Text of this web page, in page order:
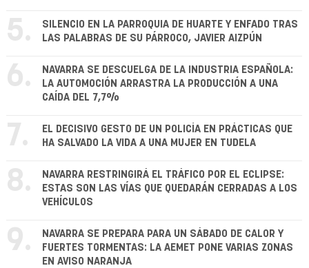
5.
SILENCIO EN LA PARROQUIA DE HUARTE Y ENFADO TRAS
LAS PALABRAS DE SU PÁRROCO, JAVIER AIZPÚN
6.
NAVARRA SE DESCUELGA DE LA INDUSTRIA ESPAÑOLA:
LA AUTOMOCIÓN ARRASTRA LA PRODUCCIÓN A UNA
CAÍDA DEL 7,7%
7.
EL DECISIVO GESTO DE UN POLICÍA EN PRÁCTICAS QUE
HA SALVADO LA VIDA A UNA MUJER EN TUDELA
8.
NAVARRA RESTRINGIRÁ EL TRÁFICO POR EL ECLIPSE:
ESTAS SON LAS VÍAS QUE QUEDARÁN CERRADAS A LOS
VEHÍCULOS
9.
NAVARRA SE PREPARA PARA UN SÁBADO DE CALOR Y
FUERTES TORMENTAS: LA AEMET PONE VARIAS ZONAS
EN AVISO NARANJA